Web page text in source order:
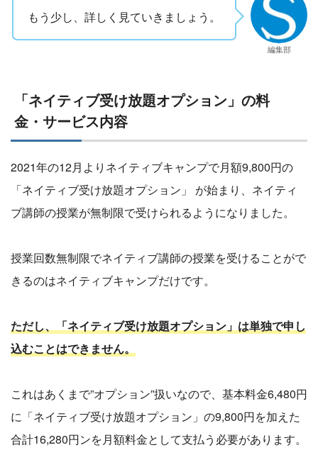
もう少し、詳しく見ていきましょう。
編集部
「ネイティブ受け放題オプション」の料
金・サービス内容
2021年の12月よりネイティブキャンプで月額9,800円の
「ネイティブ受け放題オプション」 が始まり、ネイティ
ブ講師の授業が無制限で受けられるようになりました。
授業回数無制限でネイティブ講師の授業を受けることがで
きるのはネイティブキャンプだけです。
ただし、「ネイティブ受け放題オプション」は単独で申し
込むことはできません。
これはあくまで”オプション”扱いなので、基本料金6,480円
に「ネイティブ受け放題オプション」の9,800円を加えた
合計16,280円ンを月額料金として支払う必要があります。